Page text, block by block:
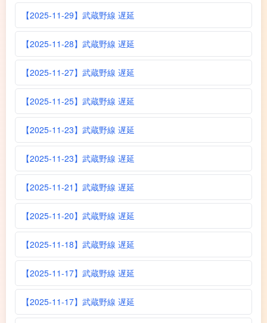
【2025-11-29】武蔵野線 遅延
【2025-11-28】武蔵野線 遅延
【2025-11-27】武蔵野線 遅延
【2025-11-25】武蔵野線 遅延
【2025-11-23】武蔵野線 遅延
【2025-11-23】武蔵野線 遅延
【2025-11-21】武蔵野線 遅延
【2025-11-20】武蔵野線 遅延
【2025-11-18】武蔵野線 遅延
【2025-11-17】武蔵野線 遅延
【2025-11-17】武蔵野線 遅延